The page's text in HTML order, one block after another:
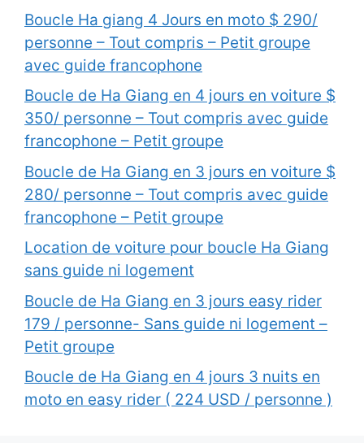
Boucle Ha giang 4 Jours en moto $ 290/
personne – Tout compris – Petit groupe
avec guide francophone
Boucle de Ha Giang en 4 jours en voiture $
350/ personne – Tout compris avec guide
francophone – Petit groupe
Boucle de Ha Giang en 3 jours en voiture $
280/ personne – Tout compris avec guide
francophone – Petit groupe
Location de voiture pour boucle Ha Giang
sans guide ni logement
Boucle de Ha Giang en 3 jours easy rider
179 / personne- Sans guide ni logement –
Petit groupe
Boucle de Ha Giang en 4 jours 3 nuits en
moto en easy rider ( 224 USD / personne )